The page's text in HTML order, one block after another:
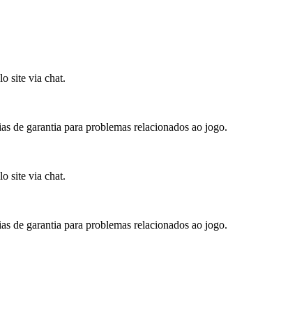
site via chat.
de garantia para problemas relacionados ao jogo.
site via chat.
de garantia para problemas relacionados ao jogo.